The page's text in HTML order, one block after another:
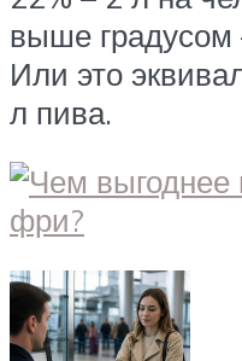
выше градусом
Или это
л пива.